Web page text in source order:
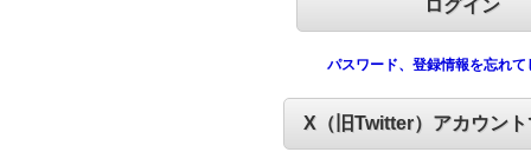
パスワード、登録情報を忘れて
X（旧Twitter）アカウン